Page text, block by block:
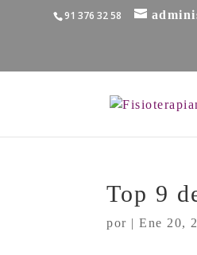
91 376 32 58
Top 9
por |Ene 20,